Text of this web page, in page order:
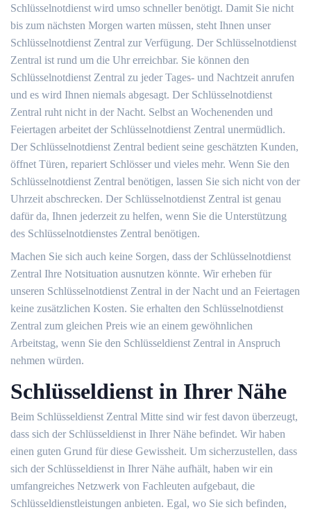
Schlüsselnotdienst wird umso schneller benötigt. Damit Sie nicht
bis zum nächsten Morgen warten müssen, steht Ihnen unser
Schlüsselnotdienst Zentral zur Verfügung. Der Schlüsselnotdienst
Zentral ist rund um die Uhr erreichbar. Sie können den
Schlüsselnotdienst Zentral zu jeder Tages- und Nachtzeit anrufen
und es wird Ihnen niemals abgesagt. Der Schlüsselnotdienst
Zentral ruht nicht in der Nacht. Selbst an Wochenenden und
Feiertagen arbeitet der Schlüsselnotdienst Zentral unermüdlich.
Der Schlüsselnotdienst Zentral bedient seine geschätzten Kunden,
öffnet Türen, repariert Schlösser und vieles mehr. Wenn Sie den
Schlüsselnotdienst Zentral benötigen, lassen Sie sich nicht von der
Uhrzeit abschrecken. Der Schlüsselnotdienst Zentral ist genau
dafür da, Ihnen jederzeit zu helfen, wenn Sie die Unterstützung
des Schlüsselnotdienstes Zentral benötigen.
Machen Sie sich auch keine Sorgen, dass der Schlüsselnotdienst
Zentral Ihre Notsituation ausnutzen könnte. Wir erheben für
unseren Schlüsselnotdienst Zentral in der Nacht und an Feiertagen
keine zusätzlichen Kosten. Sie erhalten den Schlüsselnotdienst
Zentral zum gleichen Preis wie an einem gewöhnlichen
Arbeitstag, wenn Sie den Schlüsseldienst Zentral in Anspruch
nehmen würden.
Schlüsseldienst in Ihrer Nähe
Beim Schlüsseldienst Zentral Mitte sind wir fest davon überzeugt,
dass sich der Schlüsseldienst in Ihrer Nähe befindet. Wir haben
einen guten Grund für diese Gewissheit. Um sicherzustellen, dass
sich der Schlüsseldienst in Ihrer Nähe aufhält, haben wir ein
umfangreiches Netzwerk von Fachleuten aufgebaut, die
Schlüsseldienstleistungen anbieten. Egal, wo Sie sich befinden,